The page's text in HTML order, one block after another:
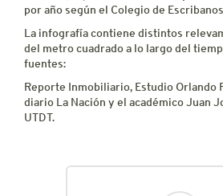
por año según el Colegio de
La infografía contiene distintos
del metro cuadrado a lo largo del
fuentes:
Reporte Inmobiliario, Estudio Orlando
diario La Nación y el académico Juan
UTDT.